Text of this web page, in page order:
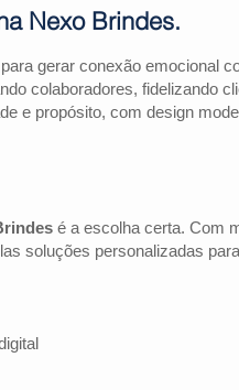
gerar conexão emocional
colaboradores, fidelizando
e propósito, com design
é a escolha certa. Com
soluções personalizadas
Nexo Brindes.